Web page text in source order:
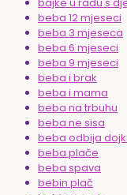
beba 12 mjeseci
beba 3 mjeseca
beba 6 mjeseci
beba 9 mjeseci
beba i brak
beba i mama
beba na trbuhu
beba ne sisa
beba odbija
beba plače
beba spava
bebin plač